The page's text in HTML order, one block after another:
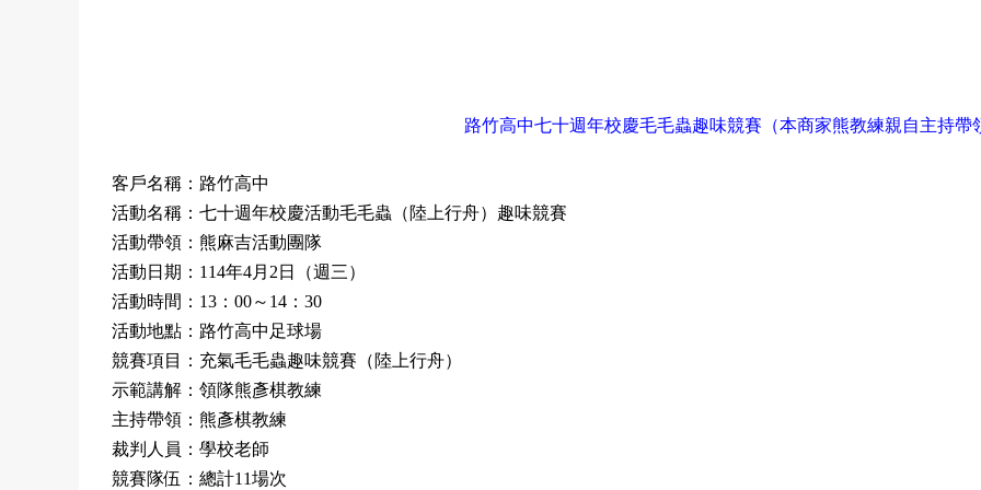
路竹高中七十週年校慶毛毛蟲趣味競賽 （本商家熊教練親自主持帶
客戶名稱：路竹高中
活動名稱：七十週年校慶活動毛毛蟲 （陸上行舟） 趣味競賽
活動帶領：熊麻吉活動團隊
活動日期： 114年4月 2日（週三）
活動時間： 13 ： 00～ 14 ： 30
活動地點：路竹高中足球場
競賽項目：充氣毛毛蟲趣味競賽（陸上行舟）
示範講解：領隊熊彥棋教練
主持帶領：熊彥棋教練
裁判人員：學校老師
競賽隊伍：總計11場次